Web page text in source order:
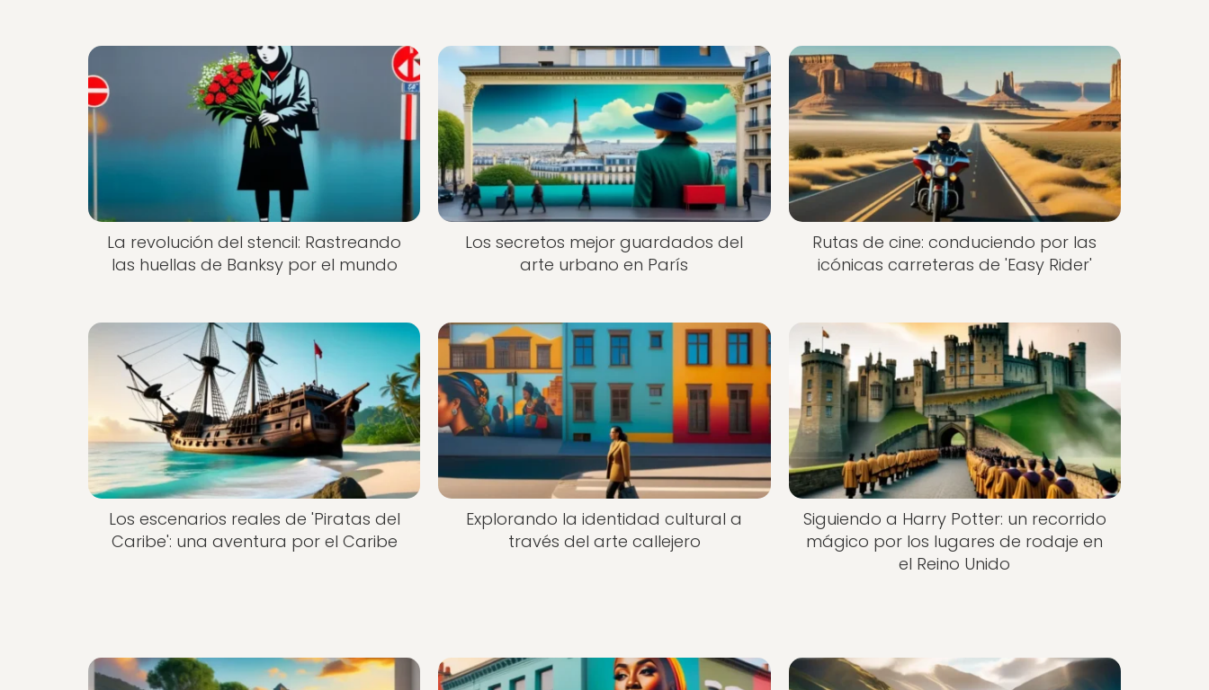
La revolución del stencil: Rastreando
las huellas de Banksy por el mundo
Los secretos mejor guardados del
arte urbano en París
Rutas de cine: conduciendo por las
icónicas carreteras de 'Easy Rider'
Los escenarios reales de 'Piratas del
Caribe': una aventura por el Caribe
Explorando la identidad cultural a
través del arte callejero
Siguiendo a Harry Potter: un recorrido
mágico por los lugares de rodaje en
el Reino Unido